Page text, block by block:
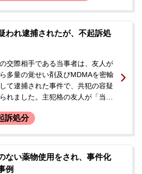
談されました。ご両親は息子が海
をしていると思っていたため、突
絡に大変驚かれており、ご相談の結
ご依頼いただくことになりまし
われ逮捕されたが、不起訴処
交際相手である当事者は、友人が
多量の覚せい剤及びMDMAを密輸
て逮捕された事件で、共犯の容疑
れました。主犯格の友人が「当事
たためです。当時、海外に滞在し
逮捕されることが確実な状況でし
訴処分
ない薬物使用をされ、事件化
例